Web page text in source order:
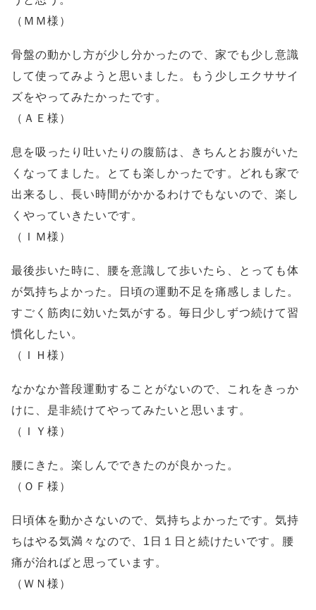
（ＭＭ様）
骨盤の動かし方が少し分かったので、家でも少し意識
して使ってみようと思いました。もう少しエクササイ
ズをやってみたかったです。
（ＡＥ様）
息を吸ったり吐いたりの腹筋は、きちんとお腹がいた
くなってました。とても楽しかったです。どれも家で
出来るし、長い時間がかかるわけでもないので、楽し
くやっていきたいです。
（ＩＭ様）
最後歩いた時に、腰を意識して歩いたら、とっても体
が気持ちよかった。日頃の運動不足を痛感しました。
すごく筋肉に効いた気がする。毎日少しずつ続けて習
慣化したい。
（ＩＨ様）
なかなか普段運動することがないので、これをきっか
けに、是非続けてやってみたいと思います。
（ＩＹ様）
腰にきた。楽しんでできたのが良かった。
（ＯＦ様）
日頃体を動かさないので、気持ちよかったです。気持
ちはやる気満々なので、1日１日と続けたいです。腰
痛が治ればと思っています。
（ＷＮ様）